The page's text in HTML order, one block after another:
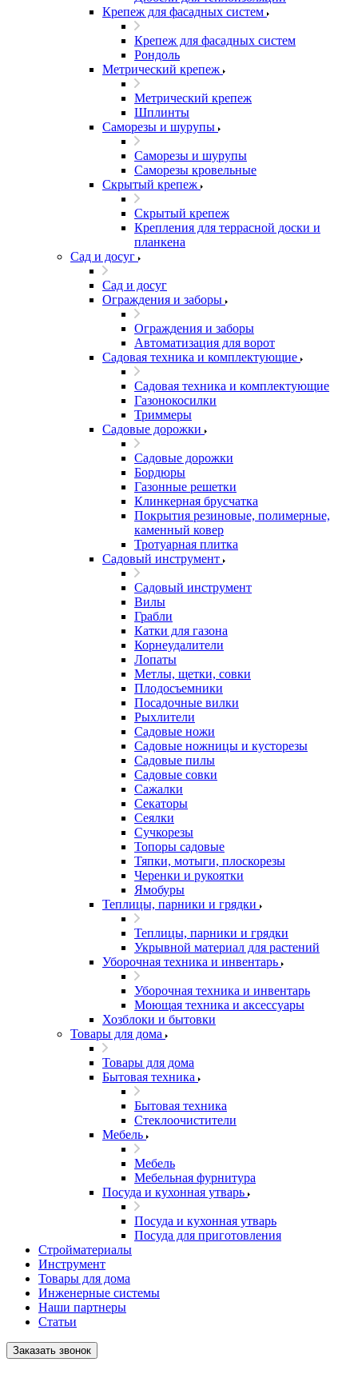
Крепеж для фасадных систем
Крепеж для фасадных систем
Рондоль
Метрический крепеж
Метрический крепеж
Шплинты
Саморезы и шурупы
Саморезы и шурупы
Саморезы кровельные
Скрытый крепеж
Скрытый крепеж
Крепления для террасной доски и
планкена
Сад и досуг
Сад и досуг
Ограждения и заборы
Ограждения и заборы
Автоматизация для ворот
Садовая техника и комплектующие
Садовая техника и комплектующие
Газонокосилки
Триммеры
Садовые дорожки
Садовые дорожки
Бордюры
Газонные решетки
Клинкерная брусчатка
Покрытия резиновые, полимерные,
каменный ковер
Тротуарная плитка
Садовый инструмент
Садовый инструмент
Вилы
Грабли
Катки для газона
Корнеудалители
Лопаты
Метлы, щетки, совки
Плодосъемники
Посадочные вилки
Рыхлители
Садовые ножи
Садовые ножницы и кусторезы
Садовые пилы
Садовые совки
Сажалки
Секаторы
Сеялки
Сучкорезы
Топоры садовые
Тяпки, мотыги, плоскорезы
Черенки и рукоятки
Ямобуры
Теплицы, парники и грядки
Теплицы, парники и грядки
Укрывной материал для растений
Уборочная техника и инвентарь
Уборочная техника и инвентарь
Моющая техника и аксессуары
Хозблоки и бытовки
Товары для дома
Товары для дома
Бытовая техника
Бытовая техника
Стеклоочистители
Мебель
Мебель
Мебельная фурнитура
Посуда и кухонная утварь
Посуда и кухонная утварь
Посуда для приготовления
Стройматериалы
Инструмент
Товары для дома
Инженерные системы
Наши партнеры
Статьи
Заказать звонок